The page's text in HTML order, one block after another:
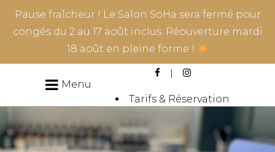
Pause fraîcheur ! Le Salon SoHa sera fermé pour
congés du 2 au 17 août inclus. Réouverture mardi
18 août en pleine forme !
Menu
Tarifs & Réservation